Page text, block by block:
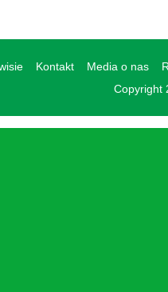
Kontakt Media o nas
Copyright